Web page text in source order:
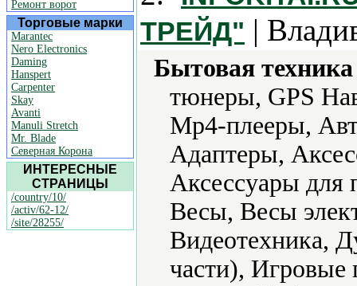
Ремонт ворот
Торговые марки
Marantec
Nero Electronics
Daming
Hanspert
Carpenter
Skay
Avanti
Manuli Stretch
Mr. Blade
Северная Корона
ИНТЕРЕСНЫЕ
СТРАНИЦЫ
/country/10/
/activ/62-12/
/site/28255/
ТРЕЙД" |
Бытовая
тюнеры, GPS
Mp4-плееры,
Адаптеры,
Аксессуары для
Весы, Весы
Видеотехника,
части), Игровые